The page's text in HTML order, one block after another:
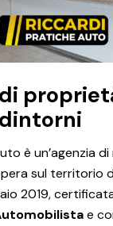
è un’agenzia di
sul territorio
2019,
e